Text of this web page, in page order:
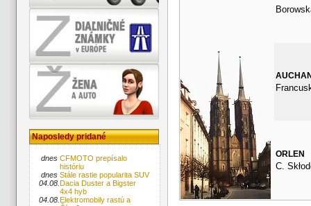
Naposledy pridané
dnes CFMOTO prepísalo
históriu
dnes Stále rastie popularita SUV
04.08.Dacia Duster a Bigster
4x4 hyb
04.08.Elektromobily rastú a
ORLEN
C.